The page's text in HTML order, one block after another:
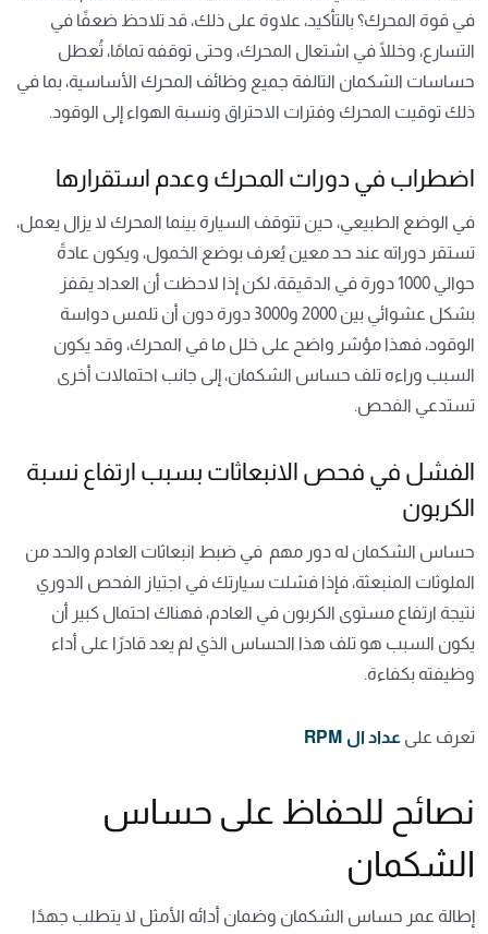
في قوة المحرك؟ بالتأكيد، علاوة على ذلك، قد تلاحظ ضعفًا في
التسارع، وخللًا في اشتعال المحرك، وحتى توقفه تمامًا، تُعطل
حساسات الشكمان التالفة جميع وظائف المحرك الأساسية، بما في
ذلك توقيت المحرك وفترات الاحتراق ونسبة الهواء إلى الوقود.
اضطراب في دورات المحرك وعدم استقرارها
في الوضع الطبيعي، حين تتوقف السيارة بينما المحرك لا يزال يعمل،
تستقر دوراته عند حد معين يُعرف بوضع الخمول، ويكون عادةً
حوالي 1000 دورة في الدقيقة، لكن إذا لاحظت أن العداد يقفز
بشكل عشوائي بين 2000 و3000 دورة دون أن تلمس دواسة
الوقود، فهذا مؤشر واضح على خلل ما في المحرك، وقد يكون
السبب وراءه تلف حساس الشكمان، إلى جانب احتمالات أخرى
تستدعي الفحص.
الفشل في فحص الانبعاثات بسبب ارتفاع نسبة
الكربون
حساس الشكمان له دور مهم في ضبط انبعاثات العادم والحد من
الملوثات المنبعثة، فإذا فشلت سيارتك في اجتياز الفحص الدوري
نتيجة ارتفاع مستوى الكربون في العادم، فهناك احتمال كبير أن
يكون السبب هو تلف هذا الحساس الذي لم يعد قادرًا على أداء
وظيفته بكفاءة.
تعرف على عداد ال RPM
نصائح للحفاظ على حساس
الشكمان
إطالة عمر حساس الشكمان وضمان أدائه الأمثل لا يتطلب جهدًا